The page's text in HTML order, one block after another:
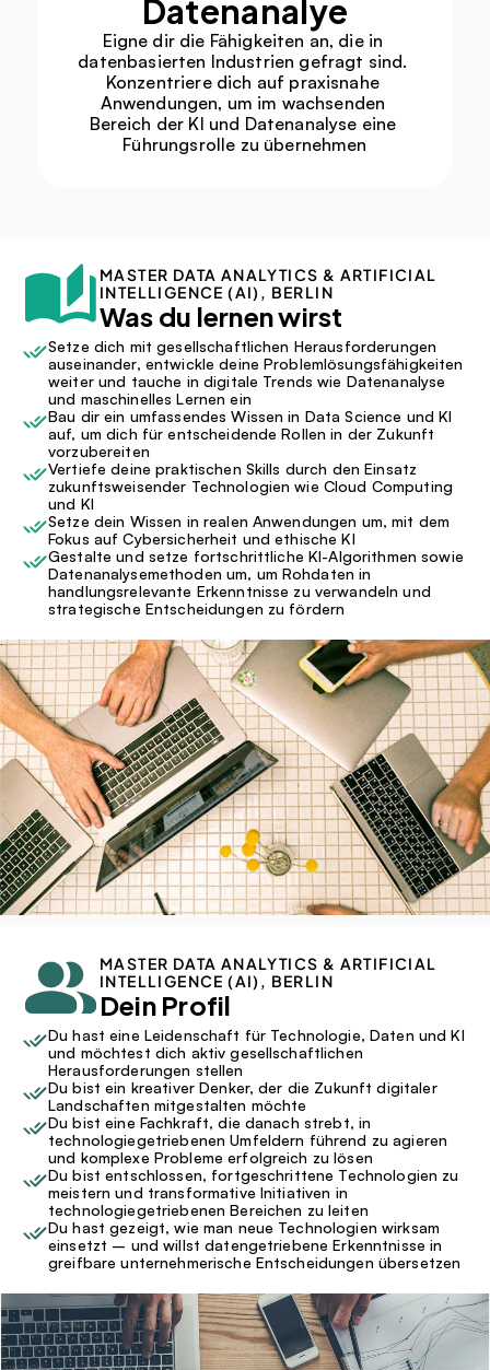
Datenanalye
Eigne dir die Fähigkeiten an, die in
datenbasierten Industrien gefragt sind.
Konzentriere dich auf praxisnahe
Anwendungen, um im wachsenden
Bereich der KI und Datenanalyse eine
Führungsrolle zu übernehmen
MASTER DATA ANALYTICS & ARTIFICIAL
INTELLIGENCE (AI), BERLIN
Was du lernen wirst
Setze dich mit gesellschaftlichen Herausforderungen
auseinander, entwickle deine Problemlösungsfähigkeiten
weiter und tauche in digitale Trends wie Datenanalyse
und maschinelles Lernen ein
Bau dir ein umfassendes Wissen in Data Science und KI
auf, um dich für entscheidende Rollen in der Zukunft
vorzubereiten
Vertiefe deine praktischen Skills durch den Einsatz
zukunftsweisender Technologien wie Cloud Computing
und KI
Setze dein Wissen in realen Anwendungen um, mit dem
Fokus auf Cybersicherheit und ethische KI
Gestalte und setze fortschrittliche KI-Algorithmen sowie
Datenanalysemethoden um, um Rohdaten in
handlungsrelevante Erkenntnisse zu verwandeln und
strategische Entscheidungen zu fördern
MASTER DATA ANALYTICS & ARTIFICIAL
INTELLIGENCE (AI), BERLIN
Dein Profil
Du hast eine Leidenschaft für Technologie, Daten und KI
und möchtest dich aktiv gesellschaftlichen
Herausforderungen stellen
Du bist ein kreativer Denker, der die Zukunft digitaler
Landschaften mitgestalten möchte
Du bist eine Fachkraft, die danach strebt, in
technologiegetriebenen Umfeldern führend zu agieren
und komplexe Probleme erfolgreich zu lösen
Du bist entschlossen, fortgeschrittene Technologien zu
meistern und transformative Initiativen in
technologiegetriebenen Bereichen zu leiten
Du hast gezeigt, wie man neue Technologien wirksam
einsetzt – und willst datengetriebene Erkenntnisse in
greifbare unternehmerische Entscheidungen übersetzen